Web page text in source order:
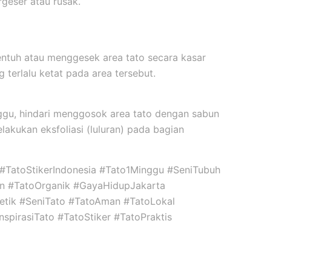
atau menggesek area tato secara kasar
terlalu ketat pada area tersebut.
hindari menggosok area tato dengan sabun
eksfoliasi (luluran) pada bagian
#Tato1Minggu #SeniTubuh
#TatoOrganik #GayaHidupJakarta
#SeniTato #TatoAman #TatoLokal
#TatoStiker #TatoPraktis